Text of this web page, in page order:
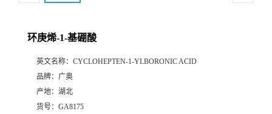
环庚烯-1-基硼酸
英文名称： CYCLOHEPTEN-1-YLBORONIC ACID
品牌： 广奥
产地： 湖北
货号： GA8175